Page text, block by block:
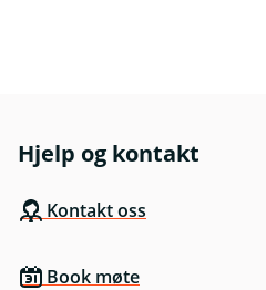
Hjelp og kontakt
Kontakt oss
Book møte